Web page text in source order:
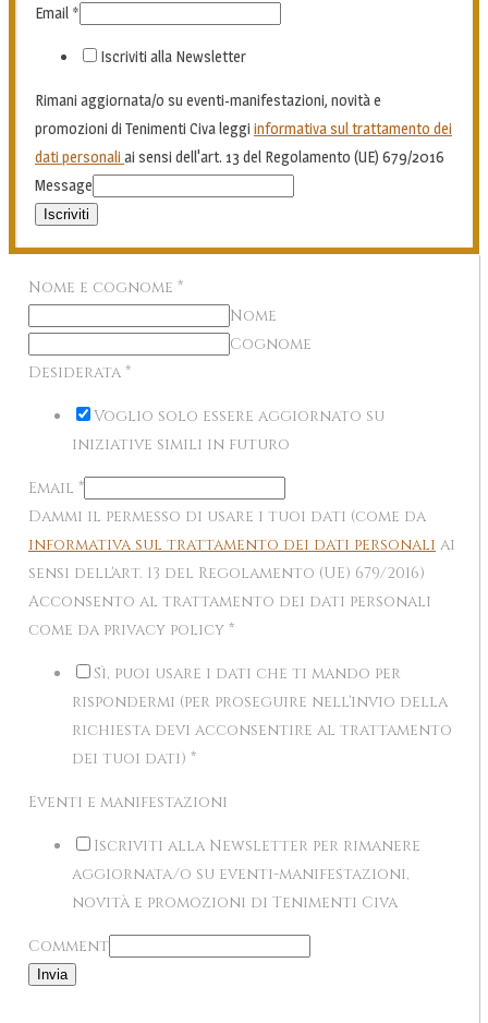
Email *
Iscriviti alla Newsletter
Rimani aggiornata/o su eventi-manifestazioni, novità e
promozioni di Tenimenti Civa leggi informativa sul trattamento dei
dati personali ai sensi dell'art. 13 del Regolamento (UE) 679/2016
Message
Iscriviti
Nome e cognome *
Nome
Cognome
Desiderata *
Voglio solo essere aggiornato su
iniziative simili in futuro
Email *
Dammi il permesso di usare i tuoi dati (come da
informativa sul trattamento dei dati personali ai
sensi dell'art. 13 del Regolamento (UE) 679/2016)
Acconsento al trattamento dei dati personali
come da privacy policy *
Sì, puoi usare i dati che ti mando per
rispondermi (per proseguire nell'invio della
richiesta devi acconsentire al trattamento
dei tuoi dati) *
Eventi e manifestazioni
Iscriviti alla Newsletter per rimanere
aggiornata/o su eventi-manifestazioni,
novità e promozioni di Tenimenti Civa
Comment
Invia